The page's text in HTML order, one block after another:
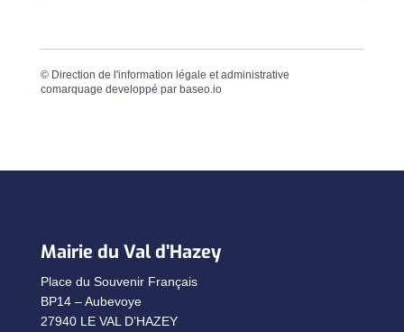
© Direction de l'information légale et administrative
comarquage developpé par baseo.io
Mairie du Val d’Hazey
Place du Souvenir Français
BP14 – Aubevoye
27940 LE VAL D’HAZEY